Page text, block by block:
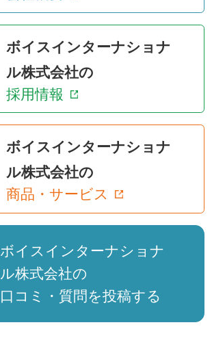
ボイスインターナショナ
ル株式会社の
採用情報
ボイスインターナショナ
ル株式会社の
商品・サービス
ボイスインターナショナ
ル株式会社の
口コミ・質問を投稿する